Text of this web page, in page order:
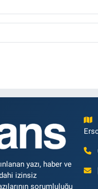
yazı, haber ve
izinsiz
sorumluluğu